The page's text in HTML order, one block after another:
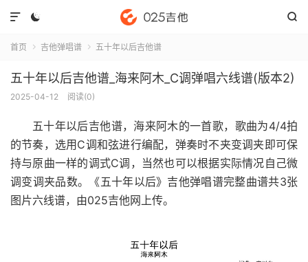
 

首页  吉他弹唱谱  五十年以后吉他谱
五十年以后吉他谱_海来阿木_C调弹唱六线谱(版本2)
2025-04-12 阅读(0)
五十年以后吉他谱，海来阿木的一首歌，歌曲为4/4拍
的节奏，选用C调和弦进行编配，弹奏时不夹变调夹即可保
持与原曲一样的调式C调，当然也可以根据实际情况自己微
调变调夹品数。《五十年以后》吉他弹唱谱完整曲谱共3张
图片六线谱，由025吉他网上传。